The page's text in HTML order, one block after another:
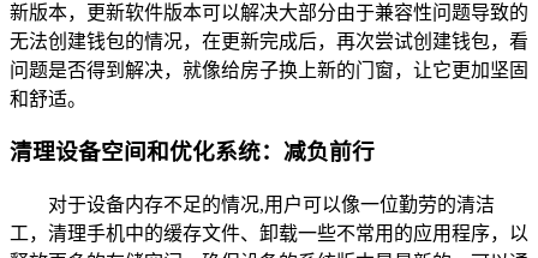
新版本，更新软件版本可以解决大部分由于兼容性问题导致的
无法创建钱包的情况，在更新完成后，再次尝试创建钱包，看
问题是否得到解决，就像给房子换上新的门窗，让它更加坚固
和舒适。
清理设备空间和优化系统：减负前行
对于设备内存不足的情况,用户可以像一位勤劳的清洁
工，清理手机中的缓存文件、卸载一些不常用的应用程序，以